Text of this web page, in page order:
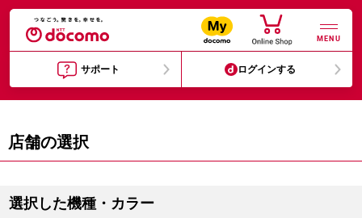
MENU
サポート ログインする
店舗の選択
選択した機種・カラー